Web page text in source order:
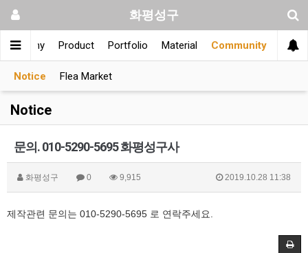
화평성구
Company Product Portfolio Material Community
Notice Flea Market
Notice
문의. 010-5290-5695 화평성구사
화평성구 0 9,915 2019.10.28 11:38
제작관련 문의는 010-5290-5695 로 연락주세요.